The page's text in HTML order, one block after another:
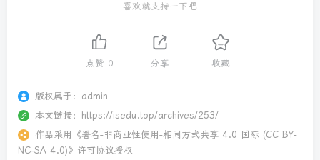
喜欢就支持一下吧
点赞 0 分享 收藏
版权属于： admin
本文链接： https://isedu.top/archives/253/
作品采用 《署名-非商业性使用-相同方式共享 4.0 国际 (CC BY-
NC-SA 4.0)》许可协议授权